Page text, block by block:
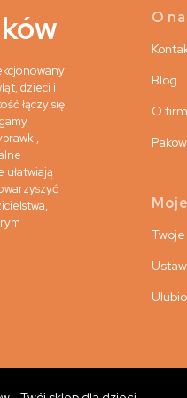
dzieci i
łączy się
O
Blog
O